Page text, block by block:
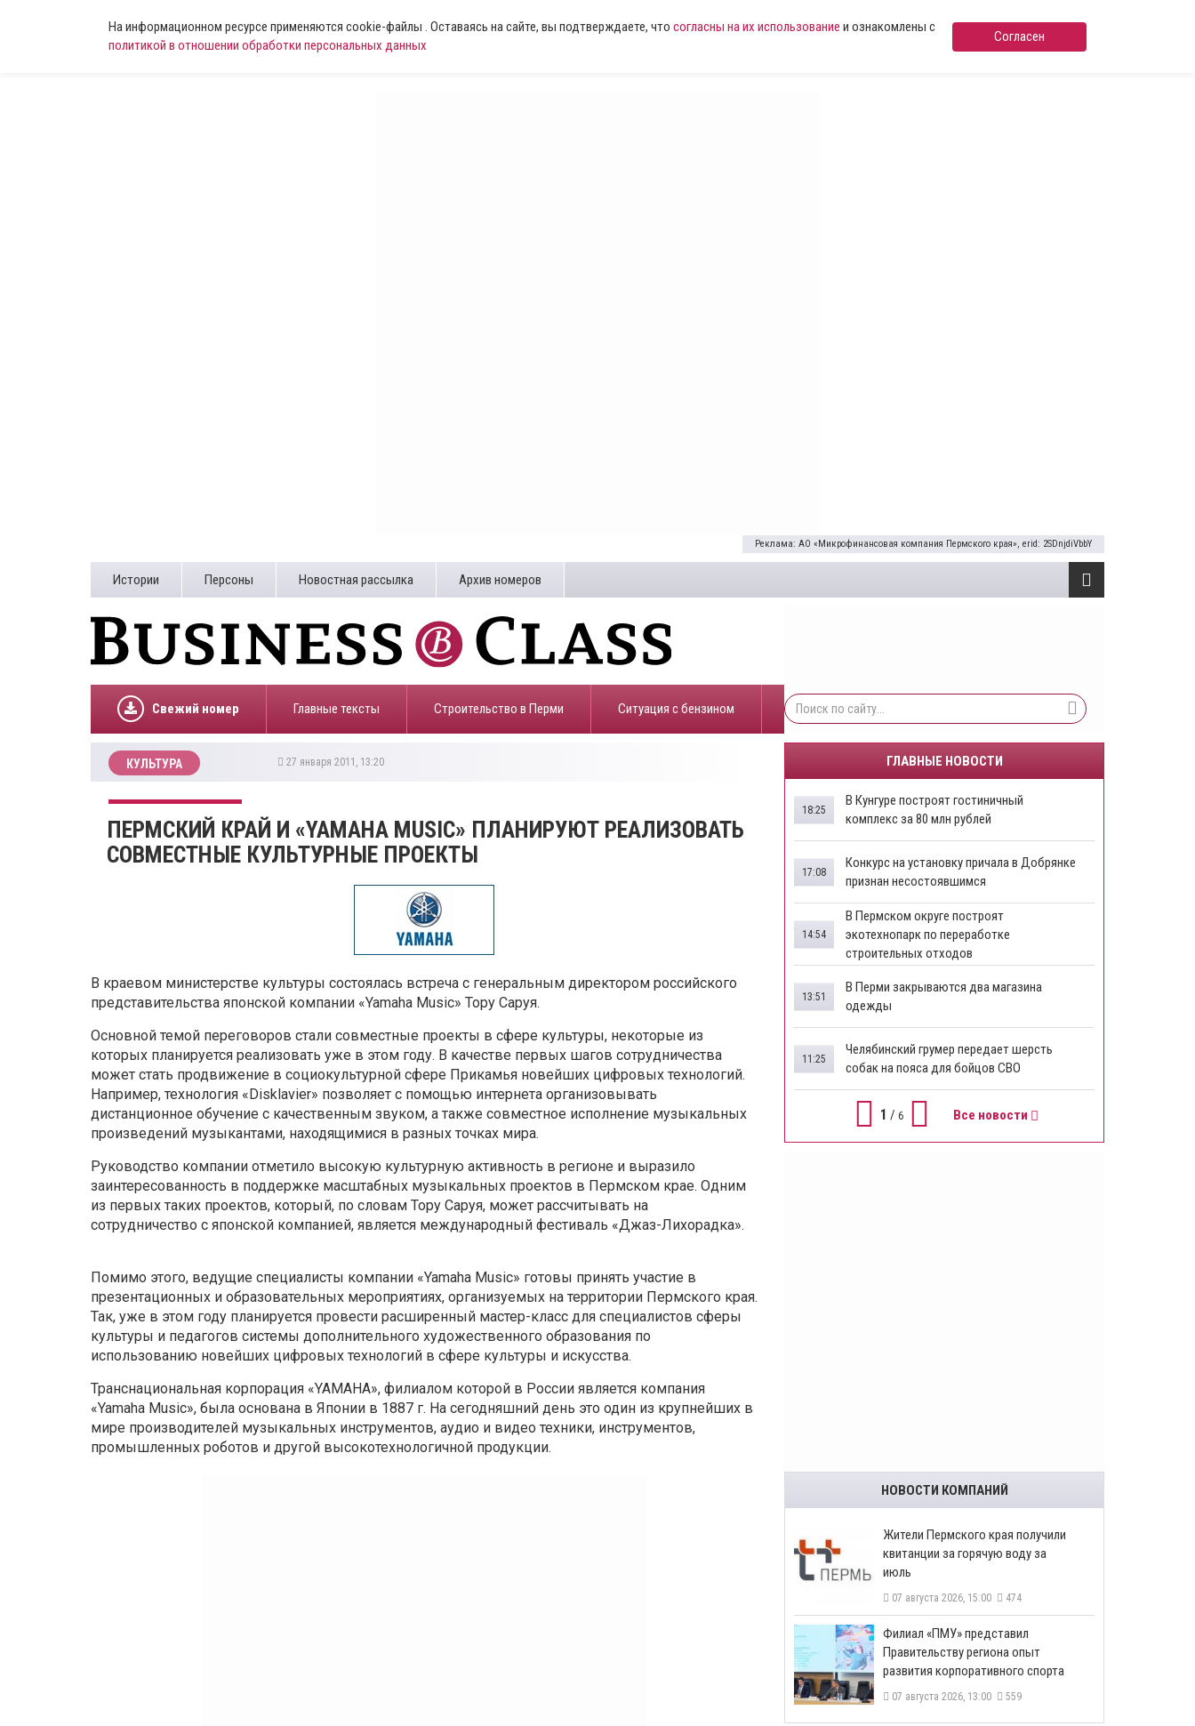
На информационном ресурсе применяются cookie-файлы . Оставаясь на сайте, вы подтверждаете, что согласны на их использование и ознакомлены с
политикой в отношении обработки персональных данных
Согласен
Реклама: АО «Микрофинансовая компания Пермского края», erid: 2SDnjdiVbbY
Истории Персоны Новостная рассылка Архив номеров
Свежий номер Главные тексты Строительство в Перми ​Ситуация с бензином
КУЛЬТУРА 27 января 2011, 13:20
ПЕРМСКИЙ КРАЙ И «YAMAHA MUSIC» ПЛАНИРУЮТ РЕАЛИЗОВАТЬ
СОВМЕСТНЫЕ КУЛЬТУРНЫЕ ПРОЕКТЫ
В краевом министерстве культуры состоялась встреча с генеральным директором российского
представительства японской компании «Yamaha Music» Тору Саруя.
Основной темой переговоров стали совместные проекты в сфере культуры, некоторые из
которых планируется реализовать уже в этом году. В качестве первых шагов сотрудничества
может стать продвижение в социокультурной сфере Прикамья новейших цифровых технологий.
Например, технология «Disklavier» позволяет с помощью интернета организовывать
дистанционное обучение с качественным звуком, а также совместное исполнение музыкальных
произведений музыкантами, находящимися в разных точках мира.
Руководство компании отметило высокую культурную активность в регионе и выразило
заинтересованность в поддержке масштабных музыкальных проектов в Пермском крае. Одним
из первых таких проектов, который, по словам Тору Саруя, может рассчитывать на
сотрудничество с японской компанией, является международный фестиваль «Джаз-Лихорадка».
Помимо этого, ведущие специалисты компании «Yamaha Music» готовы принять участие в
презентационных и образовательных мероприятиях, организуемых на территории Пермского края.
Так, уже в этом году планируется провести расширенный мастер-класс для специалистов сферы
культуры и педагогов системы дополнительного художественного образования по
использованию новейших цифровых технологий в сфере культуры и искусства.
Транснациональная корпорация «YAMAHA», филиалом которой в России является компания
«Yamaha Music», была основана в Японии в 1887 г. На сегодняшний день это один из крупнейших в
мире производителей музыкальных инструментов, аудио и видео техники, инструментов,
промышленных роботов и другой высокотехнологичной продукции.
ГЛАВНЫЕ НОВОСТИ
В Кунгуре построят гостиничный
комплекс за 80 млн рублей
18:25
Конкурс на установку причала в Добрянке
признан несостоявшимся
17:08
В Пермском округе построят
экотехнопарк по переработке
строительных отходов
14:54
В Перми закрываются два магазина
одежды
13:51
Челябинский грумер передает шерсть
собак на пояса для бойцов СВО
11:25
1 / 6 Все новости
НОВОСТИ КОМПАНИЙ
​Жители Пермского края получили
квитанции за горячую воду за
июль
07 августа 2026, 15:00 474
​Филиал «ПМУ» представил
Правительству региона опыт
развития корпоративного спорта
07 августа 2026, 13:00 559